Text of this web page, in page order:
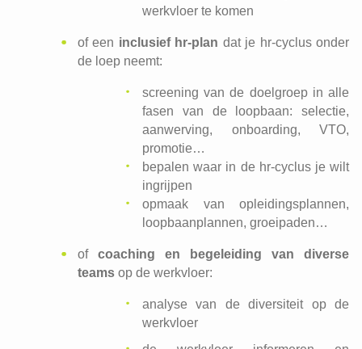
werkvloer te komen
of een inclusief hr-plan dat je hr-cyclus onder
de loep neemt:
screening van de doelgroep in alle
fasen van de loopbaan: selectie,
aanwerving, onboarding, VTO,
promotie…
bepalen waar in de hr-cyclus je wilt
ingrijpen
opmaak van opleidingsplannen,
loopbaanplannen, groeipaden…
of coaching en begeleiding van diverse
teams op de werkvloer:
analyse van de diversiteit op de
werkvloer